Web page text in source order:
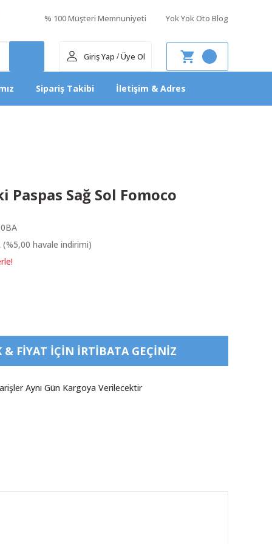
% 100 Müşteri Memnuniyeti Yok Yok Oto Blog
Giriş Yap /Üye Ol
Sipariş Takibi İletişim & Adres
Paspas Sağ Sol Fomoco
(%5,00 havale indirimi)
& FIYAT IÇIN IRTIBATA GEÇINIZ
Aynı Gün Kargoya Verilecektir